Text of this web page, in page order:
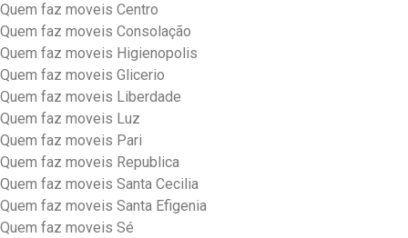
Quem faz moveis Centro
Quem faz moveis Consolação
Quem faz moveis Higienopolis
Quem faz moveis Glicerio
Quem faz moveis Liberdade
Quem faz moveis Luz
Quem faz moveis Pari
Quem faz moveis Republica
Quem faz moveis Santa Cecilia
Quem faz moveis Santa Efigenia
Quem faz moveis Sé